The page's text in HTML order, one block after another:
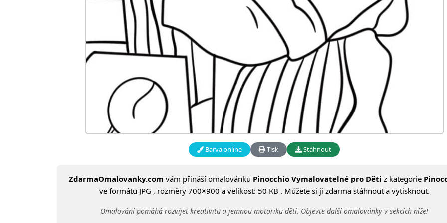
Barva online Tisk Stáhnout
ZdarmaOmalovanky.com vám přináší omalovánku Pinocchio Vymalovatelné pro Děti z kategorie
ve formátu JPG , rozměry 700×900 a velikost: 50 KB . Můžete si ji zdarma stáhnout a vytisknout.
Omalování pomáhá rozvíjet kreativitu a jemnou motoriku dětí. Objevte další omalovánky v sekcích níže!